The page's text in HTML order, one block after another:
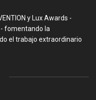
y Lux Awards -
fomentando la
el trabajo extraordinario